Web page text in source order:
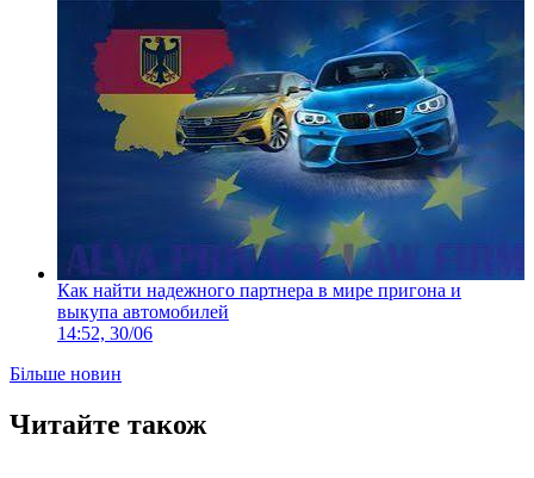
Как найти надежного партнера в мире пригона и
выкупа автомобилей
14:52, 30/06
Більше новин
Читайте також